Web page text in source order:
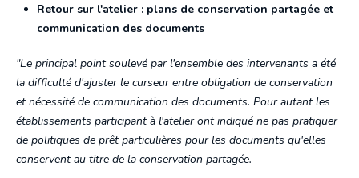
Retour sur l'atelier : plans de conservation partagée et
communication des documents
"Le principal point soulevé par l'ensemble des intervenants a été
la difficulté d'ajuster le curseur entre obligation de conservation
et nécessité de communication des documents. Pour autant les
établissements participant à l'atelier ont indiqué ne pas pratiquer
de politiques de prêt particulières pour les documents qu'elles
conservent au titre de la conservation partagée.